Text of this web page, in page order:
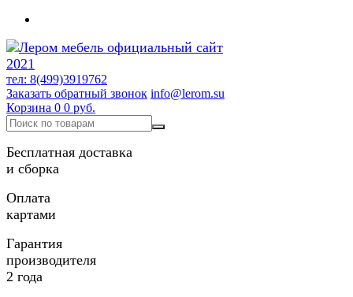
тел: 8(499)3919762
Заказать обратный звонок info@lerom.su
Корзина 0 0 руб.
Бесплатная доставка
и сборка
Оплата
картами
Гарантия
производителя
2 года